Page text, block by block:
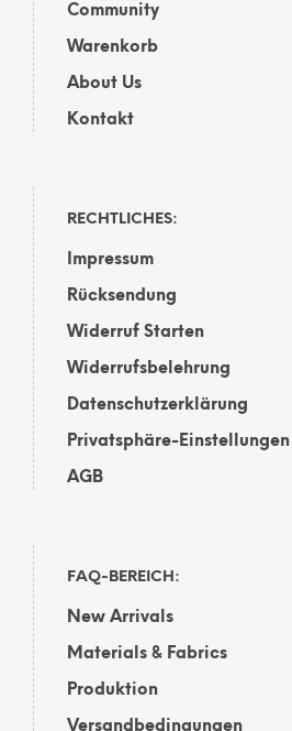
Community
Warenkorb
About Us
Kontakt
RECHTLICHES:
Impressum
Rücksendung
Widerruf Starten
Widerrufsbelehrung
Datenschutzerklärung
Privatsphäre-Einstellungen
AGB
FAQ-BEREICH:
New Arrivals
Materials & Fabrics
Produktion
Versandbedingungen